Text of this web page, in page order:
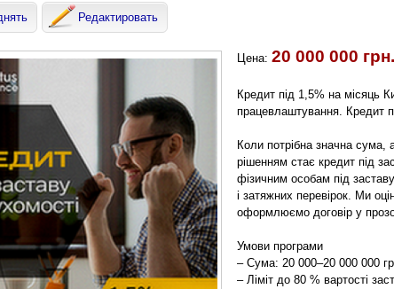
Редактировать
Цена: 20 000 000 грн.
Кредит під 1,5% на місяць
працевлаштування. Кредит
Коли потрібна значна сума,
рішенням стає кредит під
фізичним особам під
і затяжних перевірок. Ми
оформлюємо договір у
Умови програми
– Сума: 20 000–20 000 000
– Ліміт до 80 % вартості